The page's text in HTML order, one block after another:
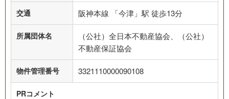
交通 阪神本線 「今津」駅 徒歩13分
所属団体名
（公社）全日本不動産協会、（公社）
不動産保証協会
物件管理番号 3321110000090108
PRコメント